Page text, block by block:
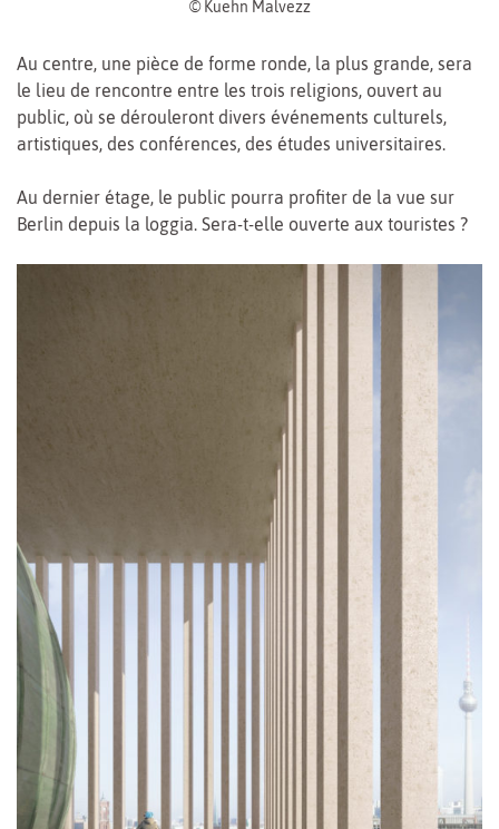
© Kuehn Malvezz
Au centre, une pièce de forme ronde, la plus grande, sera
le lieu de rencontre entre les trois religions, ouvert au
public, où se dérouleront divers événements culturels,
artistiques, des conférences, des études universitaires.
Au dernier étage, le public pourra profiter de la vue sur
Berlin depuis la loggia. Sera-t-elle ouverte aux touristes ?